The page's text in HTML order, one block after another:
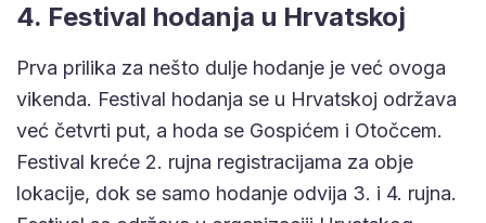
4. Festival hodanja u Hrvatskoj
Prva prilika za nešto dulje hodanje je već ovoga
vikenda. Festival hodanja se u Hrvatskoj održava
već četvrti put, a hoda se Gospićem i Otočcem.
Festival kreće 2. rujna registracijama za obje
lokacije, dok se samo hodanje odvija 3. i 4. rujna.